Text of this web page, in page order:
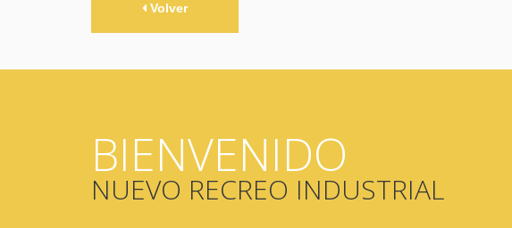
Volver
BIENVENIDO
NUEVO RECREO INDUSTRIAL